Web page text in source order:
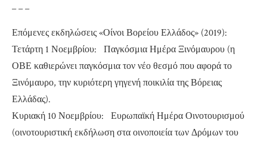
_ _ _
Επόμενες εκδηλώσεις «Οίνοι Βορείου Ελλάδος» (2019):
Τετάρτη 1 Νοεμβρίου: Παγκόσμια Ημέρα Ξινόμαυρου (η
ΟΒΕ καθιερώνει παγκόσμια τον νέο θεσμό που αφορά το
Ξινόμαυρο, την κυριότερη γηγενή ποικιλία της Βόρειας
Ελλάδας).
Κυριακή 10 Νοεμβρίου: Ευρωπαϊκή Ημέρα Οινοτουρισμού
(οινοτουριστική εκδήλωση στα οινοποιεία των Δρόμων του